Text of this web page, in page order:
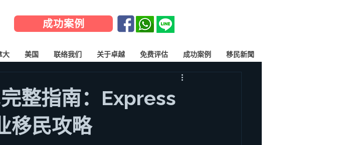
成功案例
大 美国 联络我们 关于卓越 免费评估 成功案例 移民新聞
整指南：Express
移民攻略